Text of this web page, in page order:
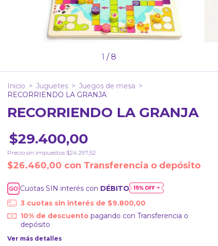
1 /8
Inicio > Juguetes > Juegos de mesa >
RECORRIENDO LA GRANJA
RECORRIENDO LA GRANJA
$29.400,00
Precio sin impuestos $24.297,52
$26.460,00 con Transferencia o depósito
Cuotas SIN interés con DÉBITO
3 cuotas sin interés de $9.800,00
10% de descuento pagando con Transferencia o
depósito
Ver más detalles